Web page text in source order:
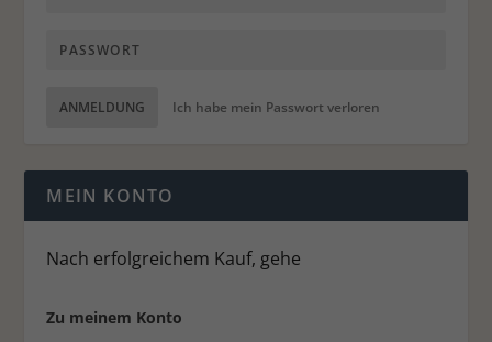
ANMELDUNG Ich habe mein Passwort verloren
MEIN KONTO
Nach erfolgreichem Kauf, gehe
Zu meinem Konto
Sie können Ihre Einwilligung zu ganzen Kategorien geben
bestimmte Cookies auswählen.
Datenschutzeinstellungen
Essenzielle Cookies ermöglichen grundlegende Funktionen und sind für
Cookie-Informationen anzeigen